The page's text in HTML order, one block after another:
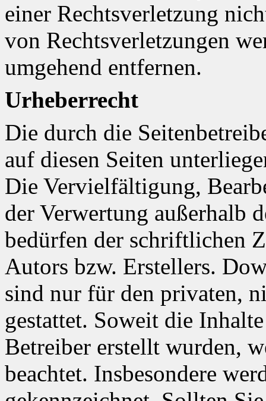
einer Rechtsverletzung
von Rechtsverletzungen
umgehend entfernen.
Urheberrecht
Die durch die
auf diesen Seiten
Die Vervielfältigung,
der Verwertung außerhalb
bedürfen der schriftlichen
Autors bzw. Erstellers.
sind nur für den privaten,
gestattet. Soweit die
Betreiber erstellt wurden,
beachtet. Insbesondere